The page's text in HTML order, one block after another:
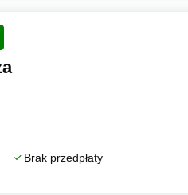
Brak przedpłaty